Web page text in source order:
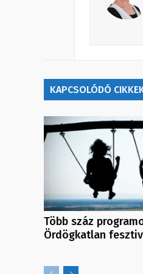
KAPCSOLÓDÓ
Több száz
Ördögkatlan